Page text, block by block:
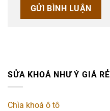
SỬA KHOÁ NHƯ Ý GIÁ RẺ
Chìa khoá ô tô